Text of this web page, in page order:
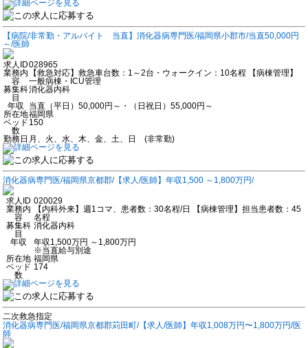
【病院/非常勤・アルバイト 当直】消化器病専門医/福岡県小郡市/当直50,000円
～/医師
求人ID028965
業務内
容
【救急対応】救急車台数：1～2台・ウォークイン：10名程 【病棟管理】
一般病棟・ICU管理
募集科
目
消化器内科
年収
当直（平日）50,000円～・（日祝日）55,000円～
所在地福岡県
ベッド
数
150
勤務日 月、火、水、木、金、土、日 (非常勤)
消化器病専門医/福岡県京都郡/【求人/医師】年収1,500 ～1,800万円/
求人ID 020029
業務内
容
【内科外来】週1コマ、患者数：30名程/日 【病棟管理】担当患者数：45
名程
募集科
目
消化器内科
年収
年収1,500万円 ～1,800万円
※当直給与別途
所在地 福岡県
ベッド
数
174
二次救急指定
消化器病専門医/福岡県京都郡苅田町/【求人/医師】年収1,008万円〜1,800万円/医
師